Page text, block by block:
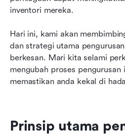
inventori mereka.
Hari ini, kami akan
dan strategi utama
berkesan. Mari kita selami
mengubah proses pengurusan
memastikan anda kekal di
Prinsip utama